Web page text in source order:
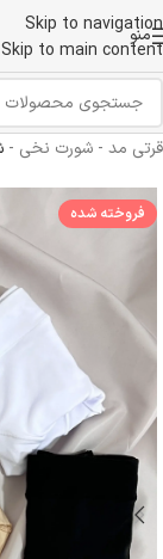
Skip to navigation
Skip to main content
منو
قرتی مد - شورت نخی -
فروخته شده